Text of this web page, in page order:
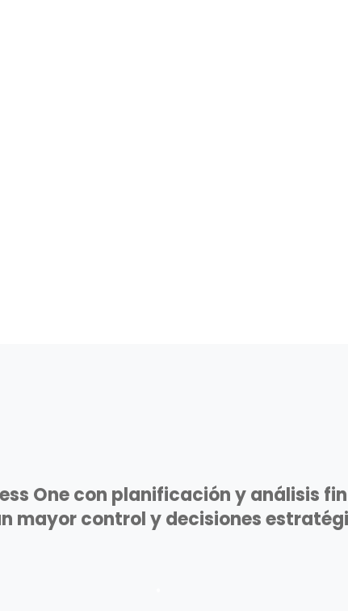
One con planificación y análisis
mayor control y decisiones